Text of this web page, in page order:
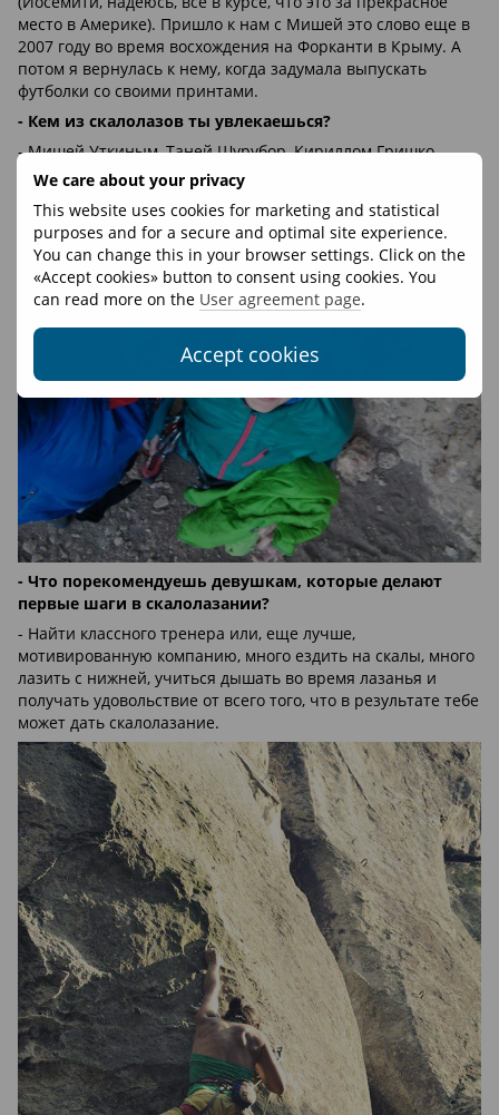
We care about your privacy
This website uses cookies for marketing and statistical
purposes and for a secure and optimal site experience.
You can change this in your browser settings. Click on the
«Accept cookies» button to consent using cookies. You
can read more on the User agreement page.
Accept cookies
место в Америке). Пришло к нам с Мишей это слово еще в
2007 году во время восхождения на Форканти в Крыму. А
потом я вернулась к нему, когда задумала выпускать
футболки со своими принтами.
- Кем из скалолазов ты увлекаешься?
- Мишей Уткиным, Таней Шурубор, Кириллом Гришко,
Степой Костусевым, Валерой Крюковым и Стеф Дэвис,
- Что порекомендуешь девушкам, которые делают
первые шаги в скалолазании?
- Найти классного тренера или, еще лучше,
мотивированную компанию, много ездить на скалы, много
лазить с нижней, учиться дышать во время лазанья и
получать удовольствие от всего того, что в результате тебе
может дать скалолазание.